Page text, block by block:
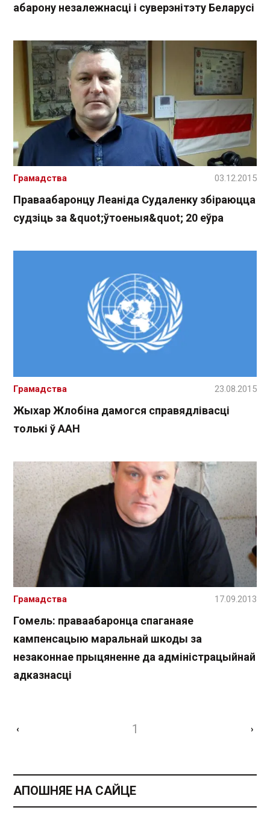
абарону незалежнасці і суверэнітэту Беларусі
Праваабаронцу Леаніда Судаленку збіраюцца
судзіць за &quot;ўтоеныя&quot; 20 еўра
Грамадства 03.12.2015
Жыхар Жлобіна дамогся справядлівасці
толькі ў ААН
Грамадства 23.08.2015
Гомель: праваабаронца спаганаяе
кампенсацыю маральнай шкоды за
незаконнае прыцяненне да адміністрацыйнай
адказнасці
Грамадства 17.09.2013
‹ 1 ›
АПОШНЯЕ НА САЙЦЕ